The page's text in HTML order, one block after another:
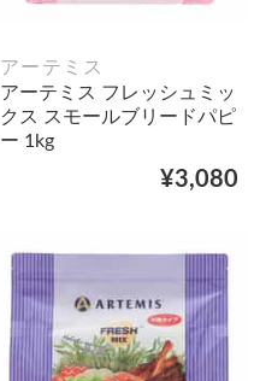
アーテミス
アーテミス フレッシュミッ
クス スモールブリードパピ
ー 1kg
¥3,080